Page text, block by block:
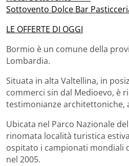
Sottovento Dolce Bar
LE OFFERTE DI OGGI
Bormio è un comune della
Lombardia.
Situata in alta Valtellina, in
commerci sin dal Medioevo, è
testimonianze architettoniche,
Ubicata nel Parco Nazionale
rinomata località turistica
ospitato i campionati mondiali
nel 2005.